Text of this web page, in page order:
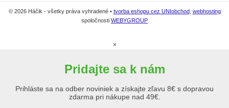
© 2026 Háčik - všetky práva vyhradené • tvorba eshopu cez UNIobchod, webhosting
spoločnosti WEBYGROUP
×
Pridajte sa k nám
Prihláste sa na odber noviniek a získajte zľavu 8€ s dopravou
zdarma pri nákupe nad 49€.